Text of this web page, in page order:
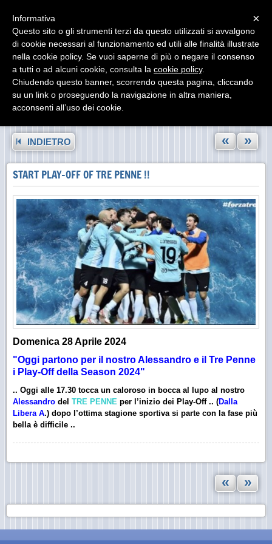
INDIETRO « »
START PLAY-OFF OF TRE PENNE !!
Domenica 28 Aprile 2024
"Oggi partono per il nostro Alessandro e il Tre Penne
i Play-Off della Season 2024"
.. Oggi alle 17.30 tocca un caloroso in bocca al lupo al nostro
Alessandro del TRE PENNE per l’inizio dei Play-Off.. (Dalla
Libera A.) dopo l’ottima stagione sportiva si parte con la fase più
bella è difficile ..
« »
×
Informativa
Questo sito o gli strumenti terzi da questo utilizzati si avvalgono
di cookie necessari al funzionamento ed utili alle finalità illustrate
nella cookie policy. Se vuoi saperne di più o negare il consenso
a tutti o ad alcuni cookie, consulta la cookie policy.
Chiudendo questo banner, scorrendo questa pagina, cliccando
su un link o proseguendo la navigazione in altra maniera,
acconsenti all’uso dei cookie.